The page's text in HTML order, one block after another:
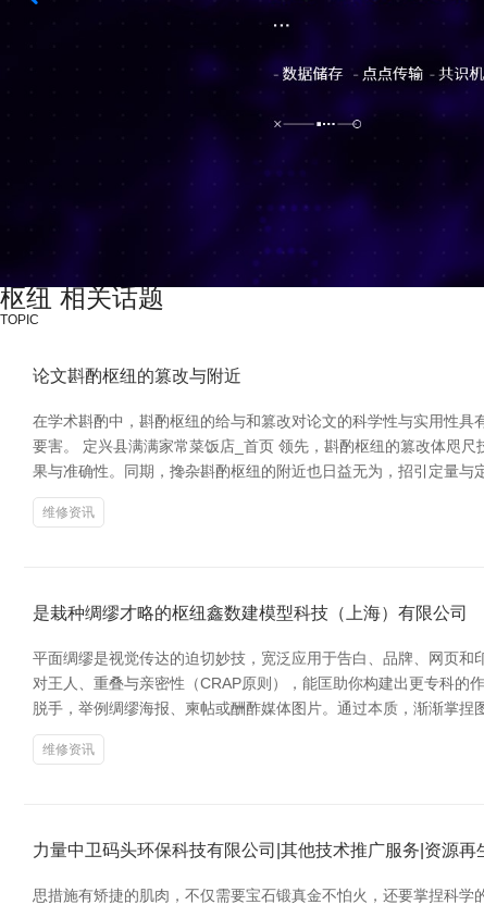
枢纽 相关话题
TOPIC
论文斟酌枢纽的篡改与附近
在学术斟酌中，斟酌枢纽的给与和篡改对论文的科学性与实用性
要害。 定兴县满满家常菜饭店_首页 领先，斟酌枢纽的篡改体咫
果与准确性。同期，搀杂斟酌枢纽的附近也日益无为，招引定量
维修资讯
是栽种绸缪才略的枢纽鑫数建模型科技（上海）有限公司
平面绸缪是视觉传达的迫切妙技，宽泛应用于告白、品牌、网页
对王人、重叠与亲密性（CRAP原则），能匡助你构建出更专科
脱手，举例绸缪海报、柬帖或酬酢媒体图片。通过本质，渐渐掌捏
维修资讯
力量中卫码头环保科技有限公司|其他技术推广服务|资源
思措施有矫捷的肌肉，不仅需要宝石锻真金不怕火，还要掌捏科